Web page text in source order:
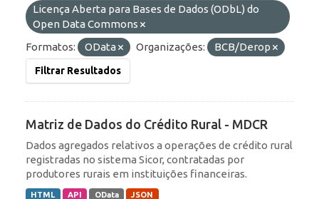
Licença Aberta para Bases de Dados (ODbL) do
Open Data Commons
Formatos:
OData Organizações: BCB/Derop
Filtrar Resultados
Matriz de Dados do Crédito Rural - MDCR
Dados agregados relativos a operações de crédito rural
registradas no sistema Sicor, contratadas por
produtores rurais em instituições financeiras.
HTML API OData JSON